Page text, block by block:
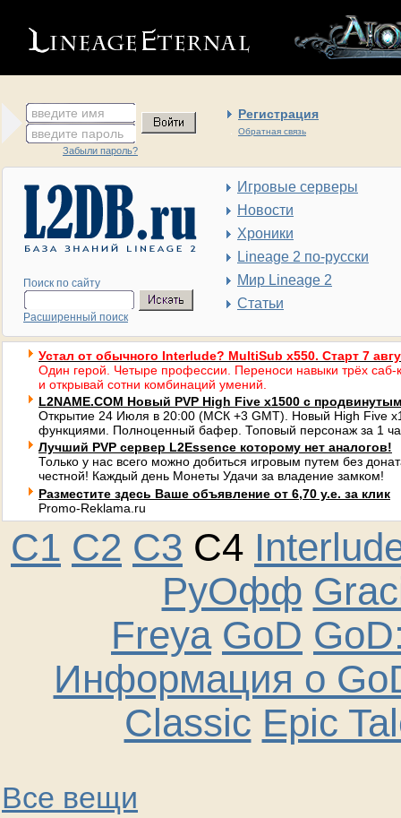
введите имя Регистрация
Обратная связь
введите пароль
Забыли пароль?
Поиск по сайту
Расширенный поиск
Игровые серверы
Новости
Хроники
Lineage 2 по-русски
Мир Lineage 2
Статьи
Устал от обычного Interlude? MultiSub x550. Старт 7
Один герой. Четыре профессии. Переноси навыки трёх саб-
и открывай сотни комбинаций умений.
L2NAME.COM Новый PVP High Five x1500 с
Открытие 24 Июля в 20:00 (МСК +3 GMT). Новый High Five
функциями. Полноценный бафер. Топовый персонаж за 1
Лучший PVP сервер L2Essence которому нет аналогов!
Только у нас всего можно добиться игровым путем без
честной! Каждый день Монеты Удачи за владение замком!
Разместите здесь Ваше объявление от 6,70 у.е. за клик
Promo-Reklama.ru
C1 C2 C3 C4
РуОфф
Freya GoD
Информация о
Classic Epic
Все вещи